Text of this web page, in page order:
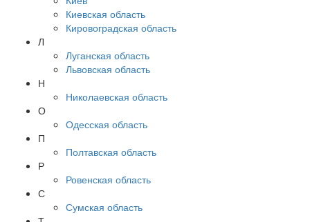
Киевская область
Кировоградская область
Л
Луганская область
Львовская область
Н
Николаевская область
О
Одесская область
П
Полтавская область
Р
Ровенская область
С
Сумская область